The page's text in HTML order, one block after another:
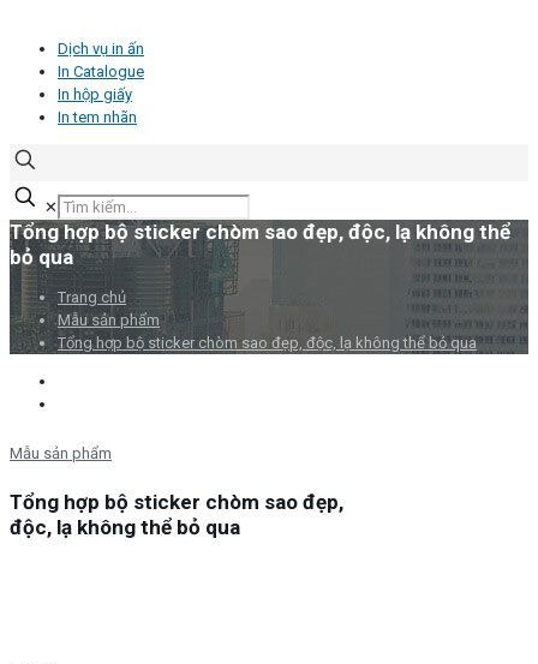
Dịch vụ in ấn
In Catalogue
In hộp giấy
In tem nhãn
✕
Tổng hợp bộ sticker chòm sao đẹp, độc, lạ không thể
bỏ qua
Trang chủ
Mẫu sản phẩm
Tổng hợp bộ sticker chòm sao đẹp, độc, lạ không thể bỏ qua
Mẫu sản phẩm
Tổng hợp bộ sticker chòm sao đẹp,
độc, lạ không thể bỏ qua